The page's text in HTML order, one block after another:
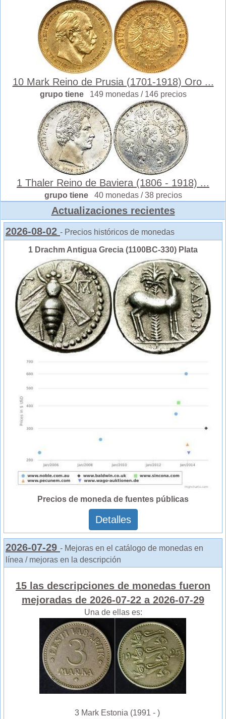
10 Mark Reino de Prusia (1701-1918) Oro ...
grupo tiene 149 monedas / 146 precios
1 Thaler Reino de Baviera (1806 - 1918) ...
grupo tiene 40 monedas / 38 precios
Actualizaciones recientes
2026-08-02 - Precios históricos de monedas
1 Drachm Antigua Grecia (1100BC-330) Plata
Precios de moneda de fuentes públicas
Detalles
2026-07-29 - Mejoras en el catálogo de monedas en
línea / mejoras en la descripción
15 las descripciones de monedas fueron
mejoradas de 2026-07-22 a 2026-07-29
Una de ellas es:
3 Mark Estonia (1991 - )